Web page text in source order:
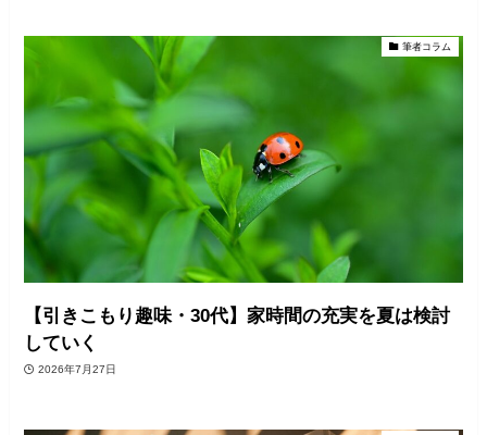
筆者コラム
【引きこもり趣味・30代】家時間の充実を夏は検討
していく
2026年7月27日